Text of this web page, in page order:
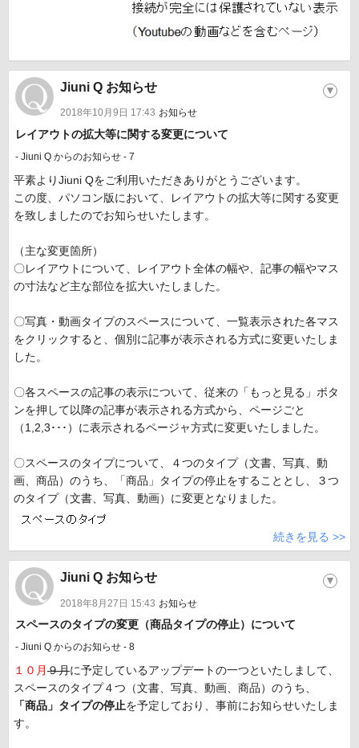
Jiuni Q お知らせ
2018年10月9日 17:43 お知らせ
▼
​レイアウトの拡大等に関する変更について
- Jiuni Q からのお知らせ - 7
平素よりJiuni Qをご利用いただきありがとうございます。
この度、パソコン版において、レイアウトの拡大等に関する変更
を致しましたのでお知らせいたします。
（主な変更箇所）
〇レイアウトについて、レイアウト全体の幅や、記事の幅やマス
の寸法など主な部位を拡大いたしました。
〇写真・動画タイプのスペースについて、一覧表示された各マス
をクリックすると、個別に記事が表示される方式に変更いたしま
した。
〇各スペースの記事の表示について、従来の「もっと見る」ボタ
ンを押して以降の記事が表示される方式から、ページごと
（1,2,3･･･）に表示されるページャ方式に変更いたしました。
〇スペースのタイプについて、４つのタイプ（文書、写真、動
画、商品）のうち、「商品」タイプの停止をすることとし、３つ
のタイプ（文書、写真、動画）に変更となりました。
続きを見る >>
Jiuni Q お知らせ
2018年8月27日 15:43 お知らせ
▼
スペースのタイプの変更（商品タイプの停止）について
- Jiuni Q からのお知らせ - 8
１０月９月に予定しているアップデートの一つといたしまして、
スペースのタイプ４つ（文書、写真、動画、商品）のうち、
「商品」タイプの停止を予定しており、事前にお知らせいたしま
す。